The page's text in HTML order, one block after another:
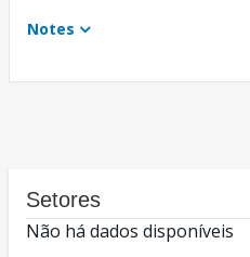
Notes
Setores
Não há dados disponíveis